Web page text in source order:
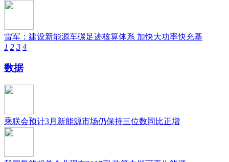
雷军：建设新能源车碳足迹核算体系 加快大功率快充基
1 2 3 4
数据
乘联会预计3月新能源市场仍保持三位数同比正增